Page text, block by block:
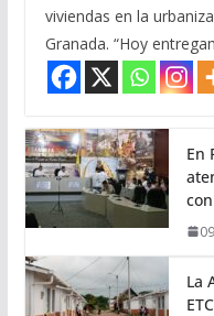
viviendas en la
Granada. “Hoy
En
La